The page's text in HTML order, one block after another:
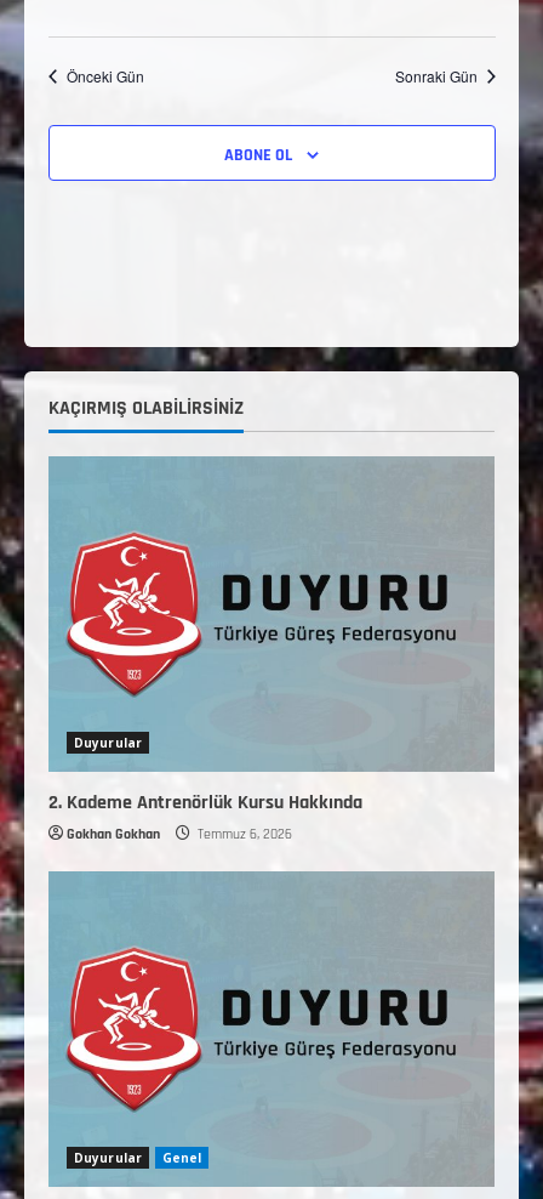
Önceki Gün Sonraki Gün
ABONE OL
KAÇIRMIŞ OLABILIRSINIZ
Duyurular
2. Kademe Antrenörlük Kursu Hakkında
Gokhan Gokhan Temmuz 6, 2026
Duyurular Genel